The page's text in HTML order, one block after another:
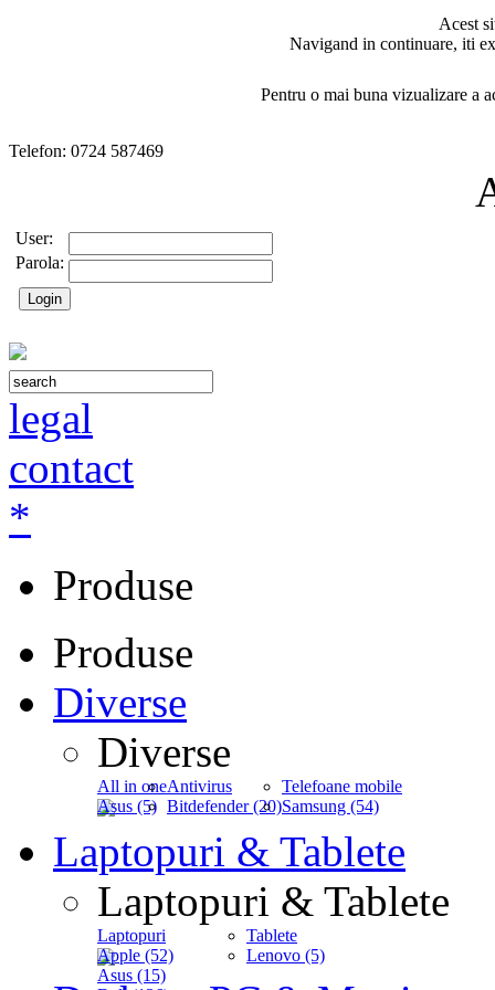
Acest
Navigand in continuare, iti
Pentru o mai buna vizualizare a
Telefon: 0724 587469
User:
Parola:
legal
contact
*
Produse
Produse
Diverse
Diverse
All in one
Asus (5)
Antivirus
Bitdefender (20)
Telefoane mobile
Samsung (54)
Laptopuri & Tablete
Laptopuri & Tablete
Laptopuri
Apple (52)
Asus (15)
Tablete
Lenovo (5)